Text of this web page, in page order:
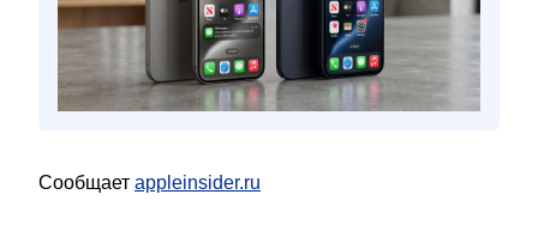
Сообщает appleinsider.ru